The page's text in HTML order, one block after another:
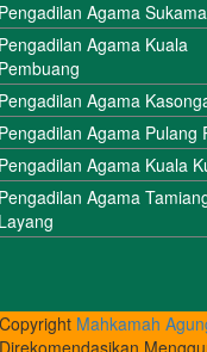
Pengadilan Agama
Pengadilan Agama Kuala
Pembuang
Pengadilan Agama
Pengadilan Agama Pulang
Pengadilan Agama Kuala
Pengadilan Agama
Layang
Mahkamah
Direkomendasikan